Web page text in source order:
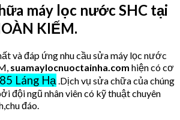
máy lọc nước SHC tại
KIẾM.
và đáp ứng nhu cầu sửa máy lọc nước
suamaylocnuoctainha.com hiện có cơ
Láng Hạ .Dịch vụ sửa chữa của chúng
đội ngũ nhân viên có kỹ thuật chuyên
đáo.